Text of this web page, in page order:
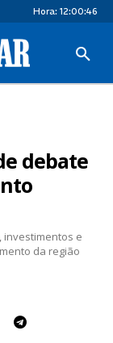
Hora: 12:00:47
debate
e
da região